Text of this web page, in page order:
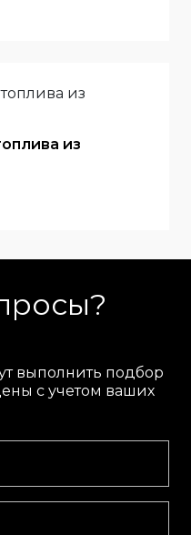
из
выполнить подбор
с учетом ваших